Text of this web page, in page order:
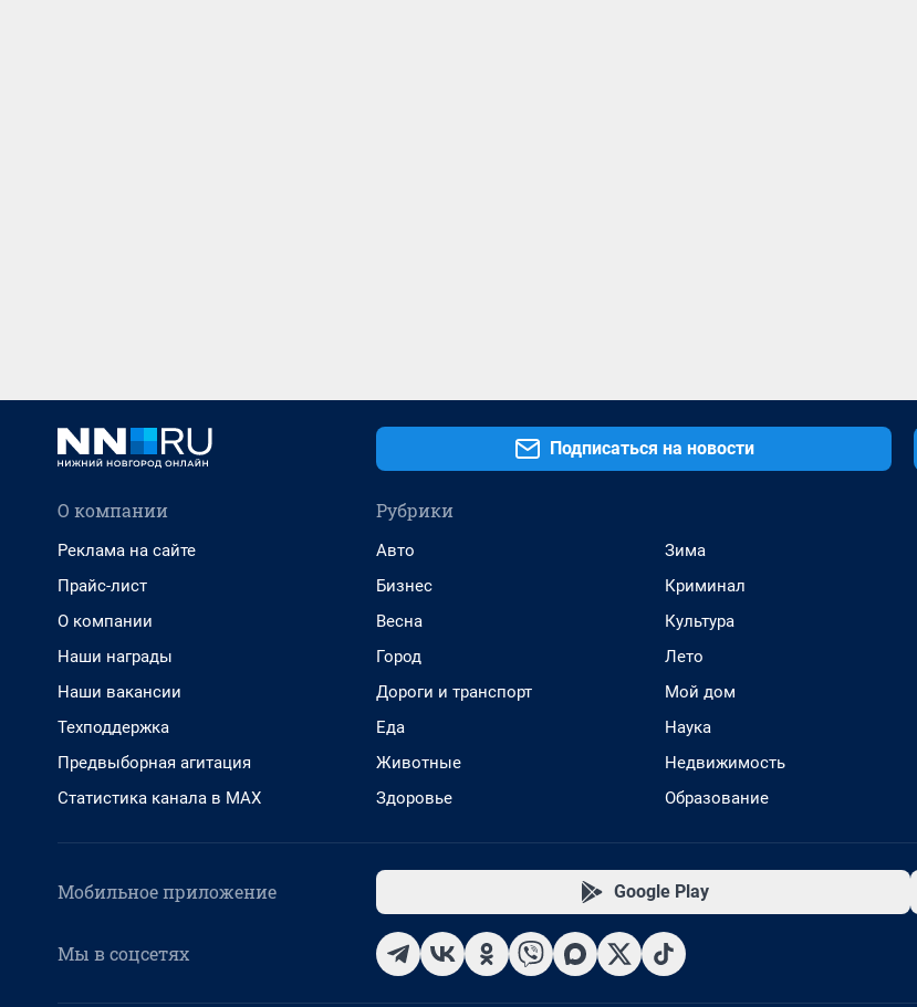
Подписаться на новости
О компании
Реклама на сайте
Прайс-лист
О компании
Наши награды
Наши вакансии
Техподдержка
Предвыборная агитация
Статистика канала в MAX
Рубрики
Авто
Бизнес
Весна
Город
Дороги и транспорт
Еда
Животные
Здоровье
Зима
Криминал
Культура
Лето
Мой дом
Наука
Недвижимость
Образование
Мобильное приложение Google Play
Мы в соцсетях